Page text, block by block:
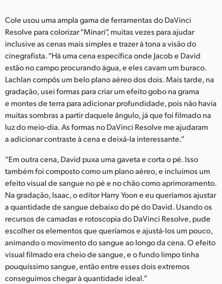
Cole usou uma ampla gama de ferramentas do DaVinci
Resolve para colorizar “Minari”, muitas vezes para ajudar
inclusive as cenas mais simples e trazer à tona a visão do
cinegrafista. “Há uma cena específica onde Jacob e David
estão no campo procurando água, e eles cavam um buraco.
Lachlan compôs um belo plano aéreo dos dois. Mais tarde, na
gradação, usei formas para criar um efeito gobo na grama
e montes de terra para adicionar profundidade, pois não havia
muitas sombras a partir daquele ângulo, já que foi filmado na
luz do meio-dia. As formas no DaVinci Resolve me ajudaram
a adicionar contraste à cena e deixá-la interessante.”
“Em outra cena, David puxa uma gaveta e corta o pé. Isso
também foi composto como um plano aéreo, e incluímos um
efeito visual de sangue no pé e no chão como aprimoramento.
Na gradação, Isaac, o editor Harry Yoon e eu queríamos ajustar
a quantidade de sangue debaixo do pé do David. Usando os
recursos de camadas e rotoscopia do DaVinci Resolve, pude
escolher os elementos que queríamos e ajustá-los um pouco,
animando o movimento do sangue ao longo da cena. O efeito
visual filmado era cheio de sangue, e o fundo limpo tinha
pouquíssimo sangue, então entre esses dois extremos
conseguimos chegar à quantidade ideal.”